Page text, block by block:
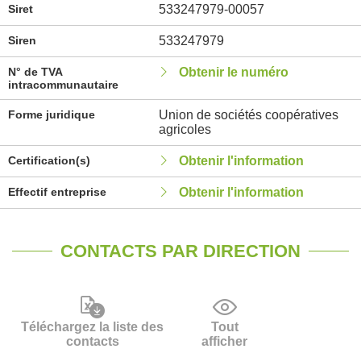
Siret 533247979-00057
Siren 533247979
N° de TVA
intracommunautaire
Obtenir le numéro
Forme juridique
Union de sociétés coopératives
agricoles
Certification(s) Obtenir l'information
Effectif entreprise Obtenir l'information
CONTACTS PAR DIRECTION
Téléchargez la liste des
contacts
Tout
afficher